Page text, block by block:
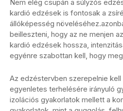
Nem elég csupán a súlyzós
kardió edzések is fontosak a
állóképesség
beilleszteni, hogy az ne menjen
kardió edzések hossza,
egyénre szabottan kell, hogy
Az edzéstervben szerepelnie
egyenletes terhelésére irányuló
izolációs gyakorlatok mellett a